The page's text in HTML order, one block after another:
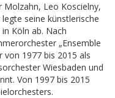
Molzahn, Leo Koscielny,
seine künstlerische
Köln ab. Nach
„Ensemble
von 1977 bis 2015 als
Wiesbaden und
Von 1997 bis 2015